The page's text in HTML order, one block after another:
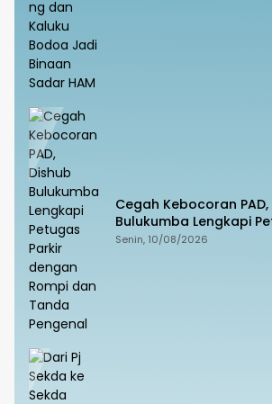
Cegah Kebocoran PAD,
Bulukumba Lengkapi
dengan Rompi dan
Senin, 10/08/2026